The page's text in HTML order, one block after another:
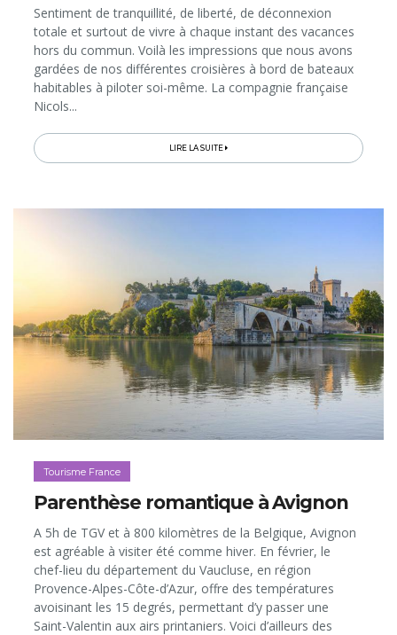
Sentiment de tranquillité, de liberté, de déconnexion
totale et surtout de vivre à chaque instant des vacances
hors du commun. Voilà les impressions que nous avons
gardées de nos différentes croisières à bord de bateaux
habitables à piloter soi-même. La compagnie française
Nicols...
LIRE LA SUITE
Tourisme France
Parenthèse romantique à Avignon
A 5h de TGV et à 800 kilomètres de la Belgique, Avignon
est agréable à visiter été comme hiver. En février, le
chef-lieu du département du Vaucluse, en région
Provence-Alpes-Côte-d’Azur, offre des températures
avoisinant les 15 degrés, permettant d’y passer une
Saint-Valentin aux airs printaniers. Voici d’ailleurs des